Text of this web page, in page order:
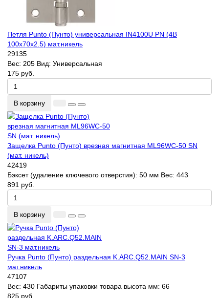
Петля Punto (Пунто) универсальная IN4100U PN (4B
100х70х2.5) мат.никель
29135
Вес: 205 Вид: Универсальная
175 руб.
В корзину
Защелка Punto (Пунто) врезная магнитная ML96WC-50 SN
(мат. никель)
42419
Бэксет (удаление ключевого отверстия): 50 мм Вес: 443
891 руб.
В корзину
Ручка Punto (Пунто) раздельная K.ARC.Q52.MAIN SN-3
мат.никель
47107
Вес: 430 Габариты упаковки товара высота мм: 66
825 руб.